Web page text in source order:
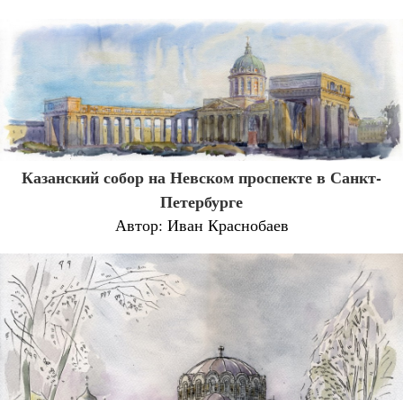
Казанский собор на Невском проспекте в Санкт-
Петербурге
Автор: Иван Краснобаев